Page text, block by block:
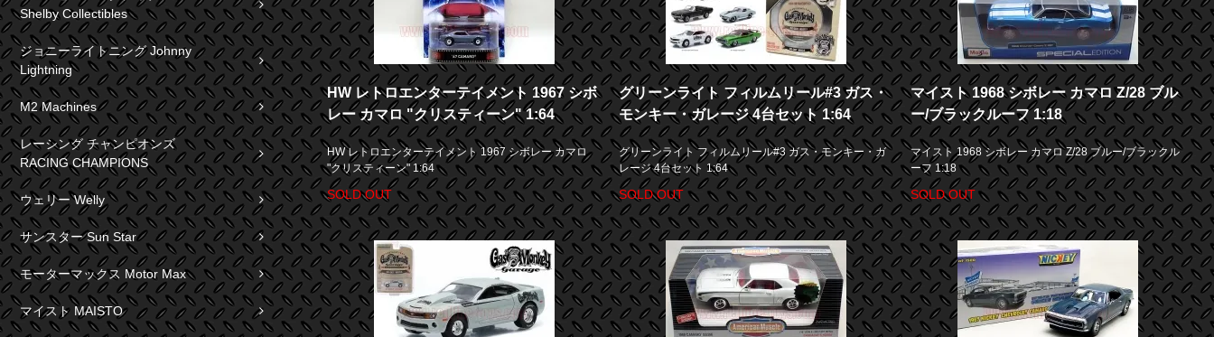
Shelby Collectibles
ジョニーライトニング Johnny
Lightning
M2 Machines
レーシング チャンピオンズ
RACING CHAMPIONS
ウェリー Welly
サンスター Sun Star
モーターマックス Motor Max
マイスト MAISTO
HW レトロエンターテイメント 1967 シボ
レー カマロ "クリスティーン" 1:64
HW レトロエンターテイメント 1967 シボレー カマロ
"クリスティーン" 1:64
SOLD OUT
グリーンライト フィルムリール#3 ガス・
モンキー・ガレージ 4台セット 1:64
グリーンライト フィルムリール#3 ガス・モンキー・ガ
レージ 4台セット 1:64
SOLD OUT
マイスト 1968 シボレー カマロ Z/28 ブル
ー/ブラックルーフ 1:18
マイスト 1968 シボレー カマロ Z/28 ブルー/ブラックル
ーフ 1:18
SOLD OUT